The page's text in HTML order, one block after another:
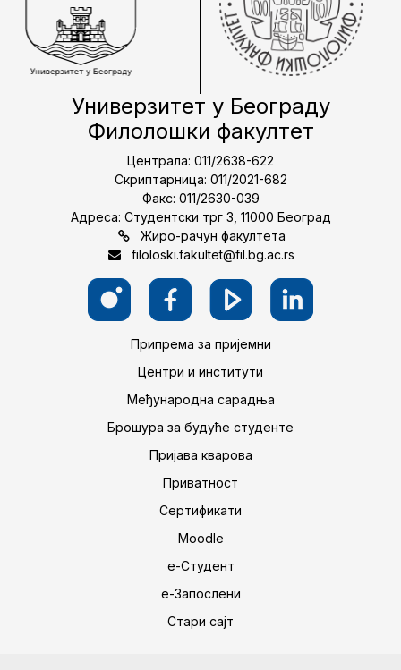
Универзитет у Београду
Филолошки факултет
Централа: 011/2638-622
Скриптарница: 011/2021-682
Факс: 011/2630-039
Адреса: Студентски трг 3, 11000 Београд
Жиро-рачун факултета
filoloski.fakultet@fil.bg.ac.rs
Припрема за пријемни
Центри и институти
Међународна сарадња
Брошура за будуће студенте
Пријава кварова
Приватност
Сертификати
Moodle
е-Студент
е-Запослени
Стари сајт